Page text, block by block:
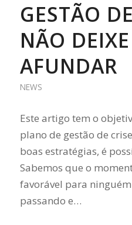
GESTÃO
NÃO
AFUNDAR
NEWS
Este artigo tem o
plano de gestão de
boas estratégias, é
Sabemos que o
favorável para
passando e…